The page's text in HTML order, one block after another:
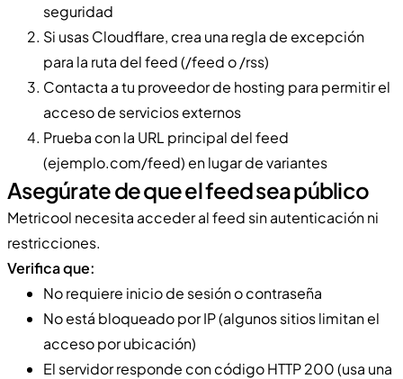
seguridad
Si usas Cloudflare, crea una regla de excepción
para la ruta del feed (/feed o /rss)
Contacta a tu proveedor de hosting para permitir el
acceso de servicios externos
Prueba con la URL principal del feed
(ejemplo.com/feed) en lugar de variantes
Asegúrate de que el feed sea público
Metricool necesita acceder al feed sin autenticación ni
restricciones.
Verifica que:
No requiere inicio de sesión o contraseña
No está bloqueado por IP (algunos sitios limitan el
acceso por ubicación)
El servidor responde con código HTTP 200 (usa una